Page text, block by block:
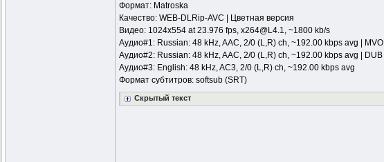
Формат: Matroska
Качество: WEB-DLRip-AVC | Цветная версия
Видео: 1024x554 at 23.976 fps, x264@L4.1, ~1800 kb/s
Аудио#1: Russian: 48 kHz, AAC, 2/0 (L,R) ch, ~192.00 kbps avg | MVO |
Аудио#2: Russian: 48 kHz, AAC, 2/0 (L,R) ch, ~192.00 kbps avg | DUB |
Аудио#3: English: 48 kHz, AC3, 2/0 (L,R) ch, ~192.00 kbps avg
Формат субтитров: softsub (SRT)
Скрытый текст